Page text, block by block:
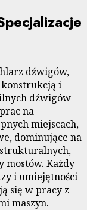
dźwigów,
i
dźwigów
na
miejscach,
dominujące na
mostów. Każdy
i umiejętności
się w pracy z
maszyn.